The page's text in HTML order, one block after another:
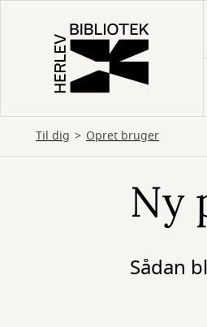
hovedindhold
Til dig Opret bruger
Ny
Sådan